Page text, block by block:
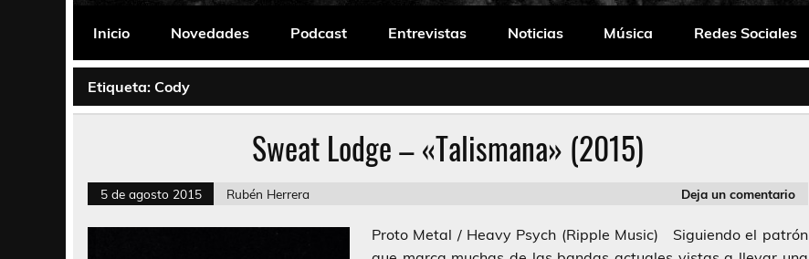
La Habitación 235
Inicio
Novedades Podcast Entrevistas Noticias Música Redes Sociales
Etiqueta: Cody
Sweat Lodge – «Talismana» (2015)
5 de agosto 2015 Rubén Herrera Deja un comentario
Proto Metal / Heavy Psych (Ripple Music) Siguiendo el patrón